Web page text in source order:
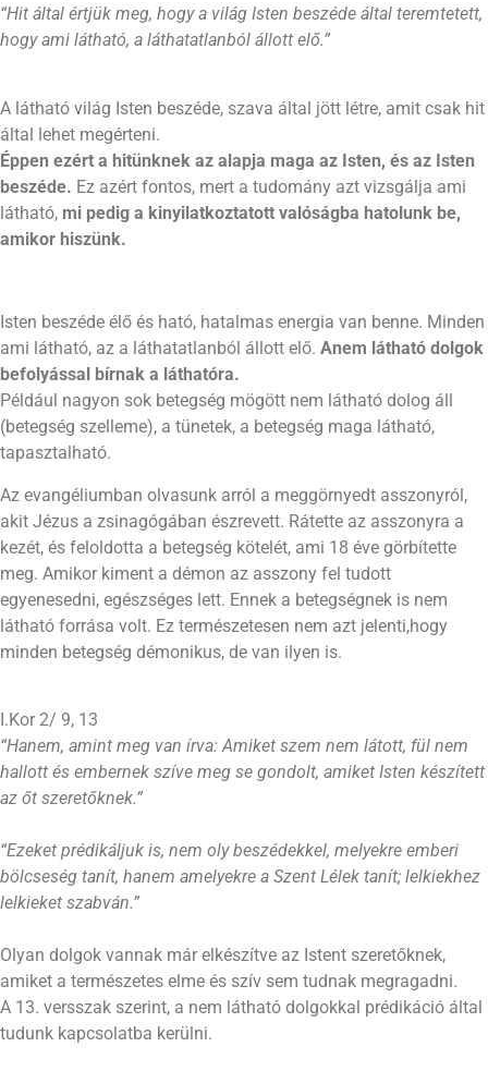
“Hit által értjük meg, hogy a világ Isten beszéde által teremtetett,
hogy ami látható, a láthatatlanból állott elő.”
A látható világ Isten beszéde, szava által jött létre, amit csak hit
által lehet megérteni.
Éppen ezért a hitünknek az alapja maga az Isten, és az Isten
beszéde. Ez azért fontos, mert a tudomány azt vizsgálja ami
látható, mi pedig a kinyilatkoztatott valóságba hatolunk be,
amikor hiszünk.
Isten beszéde élő és ható, hatalmas energia van benne. Minden
ami látható, az a láthatatlanból állott elő. Anem látható dolgok
befolyással bírnak a láthatóra.
Például nagyon sok betegség mögött nem látható dolog áll
(betegség szelleme), a tünetek, a betegség maga látható,
tapasztalható.
Az evangéliumban olvasunk arról a meggörnyedt asszonyról,
akit Jézus a zsinagógában észrevett. Rátette az asszonyra a
kezét, és feloldotta a betegség kötelét, ami 18 éve görbítette
meg. Amikor kiment a démon az asszony fel tudott
egyenesedni, egészséges lett. Ennek a betegségnek is nem
látható forrása volt. Ez természetesen nem azt jelenti,hogy
minden betegség démonikus, de van ilyen is.
I.Kor 2/ 9, 13
“Hanem, amint meg van írva: Amiket szem nem látott, fül nem
hallott és embernek szíve meg se gondolt, amiket Isten készített
az őt szeretőknek.”
“Ezeket prédikáljuk is, nem oly beszédekkel, melyekre emberi
bölcseség tanít, hanem amelyekre a Szent Lélek tanít; lelkiekhez
lelkieket szabván.”
Olyan dolgok vannak már elkészítve az Istent szeretőknek,
amiket a természetes elme és szív sem tudnak megragadni.
A 13. versszak szerint, a nem látható dolgokkal prédikáció által
tudunk kapcsolatba kerülni.